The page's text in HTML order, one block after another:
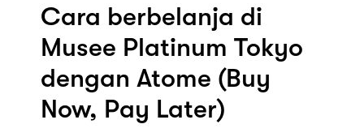
Cara berbelanja di
Musee Platinum Tokyo
dengan Atome (Buy
Now, Pay Later)